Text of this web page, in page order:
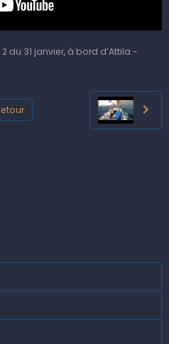
du 31 janvier, à bord d’Attila -